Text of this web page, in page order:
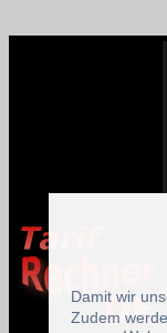
Damit wir
Zudem